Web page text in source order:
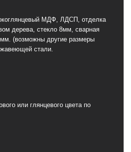
МДФ, ЛДСП, отделка
дерева, стекло 8мм, сварная
(возможны другие размеры
стали.
или глянцевого цвета по